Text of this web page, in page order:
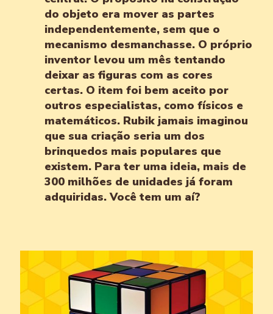
do objeto era mover as partes
independentemente, sem que o
mecanismo desmanchasse. O próprio
inventor levou um mês tentando
deixar as figuras com as cores
certas. O item foi bem aceito por
outros especialistas, como físicos e
matemáticos. Rubik jamais imaginou
que sua criação seria um dos
brinquedos mais populares que
existem. Para ter uma ideia, mais de
300 milhões de unidades já foram
adquiridas. Você tem um aí?